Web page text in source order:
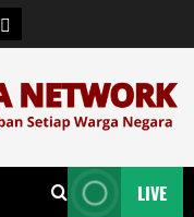
Login
LIVE